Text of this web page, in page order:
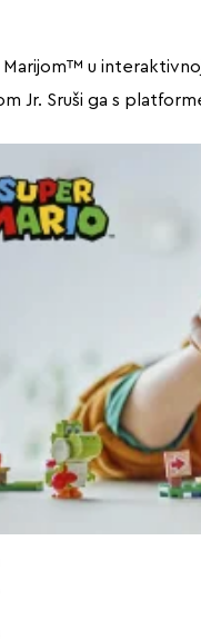
Marijom™ u
Jr. Sruši ga s